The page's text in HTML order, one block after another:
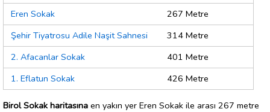
Eren Sokak
267 Metre
Şehir Tiyatrosu Adile Naşit Sahnesi
314 Metre
2. Afacanlar Sokak
401 Metre
1. Eflatun Sokak
426 Metre
Birol Sokak haritasına en yakın yer Eren Sokak ile arası 267 metre